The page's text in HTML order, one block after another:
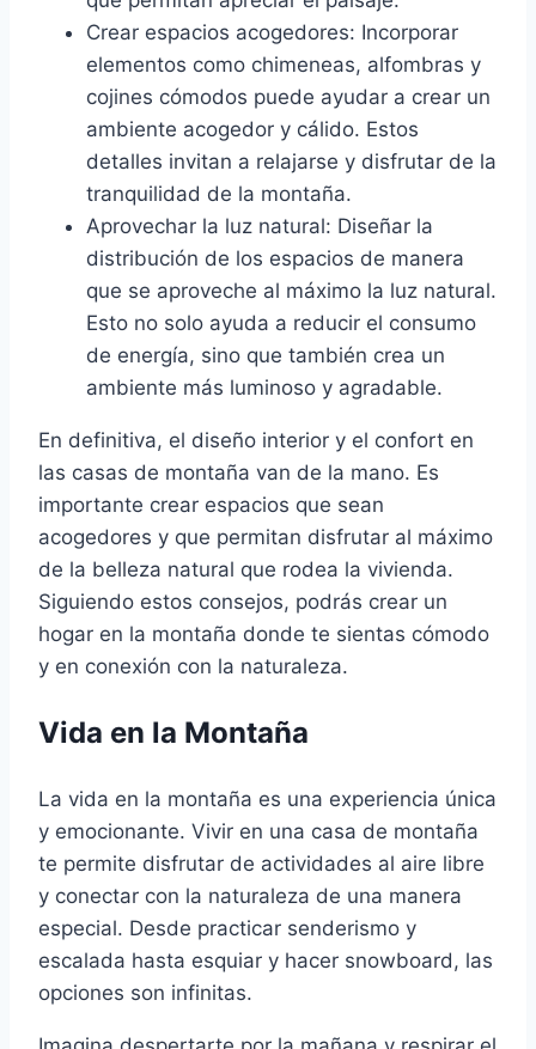
Crear espacios acogedores: Incorporar
elementos como chimeneas, alfombras y
cojines cómodos puede ayudar a crear un
ambiente acogedor y cálido. Estos
detalles invitan a relajarse y disfrutar de la
tranquilidad de la montaña.
Aprovechar la luz natural: Diseñar la
distribución de los espacios de manera
que se aproveche al máximo la luz natural.
Esto no solo ayuda a reducir el consumo
de energía, sino que también crea un
ambiente más luminoso y agradable.
En definitiva, el diseño interior y el confort en
las casas de montaña van de la mano. Es
importante crear espacios que sean
acogedores y que permitan disfrutar al máximo
de la belleza natural que rodea la vivienda.
Siguiendo estos consejos, podrás crear un
hogar en la montaña donde te sientas cómodo
y en conexión con la naturaleza.
Vida en la Montaña
La vida en la montaña es una experiencia única
y emocionante. Vivir en una casa de montaña
te permite disfrutar de actividades al aire libre
y conectar con la naturaleza de una manera
especial. Desde practicar senderismo y
escalada hasta esquiar y hacer snowboard, las
opciones son infinitas.